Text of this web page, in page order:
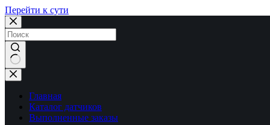
Перейти к сути
Ничего
не
найденоГлавная
Каталог датчиков
Выполненные заказы